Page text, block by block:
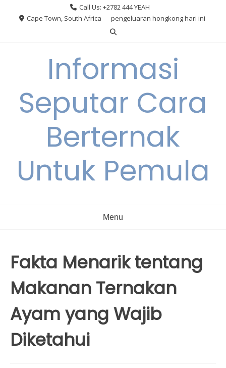
Call Us: +2782 444 YEAH
Cape Town, South Africa
pengeluaran hongkong hari ini
Informasi
Seputar Cara
Berternak
Untuk Pemula
Menu
Fakta Menarik tentang
Makanan Ternakan
Ayam yang Wajib
Diketahui